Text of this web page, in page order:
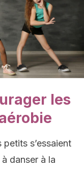
les
s’essaient
danser à la